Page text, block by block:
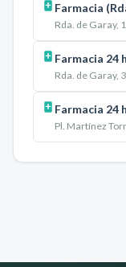
Farmacia
Rda. de Garay,
Farmacia 24
Rda. de Garay,
Farmacia 24
Pl. Martínez